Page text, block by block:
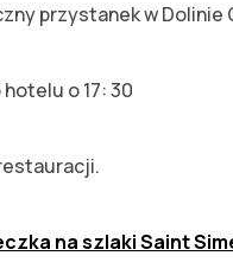
przystanek w Dolinie
o 17: 30
na szlaki Saint